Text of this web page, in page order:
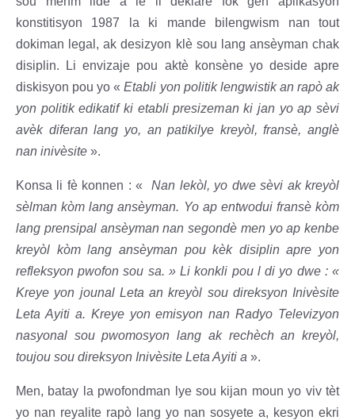
konstitisyon 1987 la ki mande bilengwism nan tout
dokiman legal, ak desizyon klè sou lang ansèyman chak
disiplin. Li envizaje pou aktè konsène yo deside apre
diskisyon pou yo «Etabli yon politik lengwistik an rapò ak
yon politik edikatif ki etabli presizeman ki jan yo ap sèvi
avèk diferan lang yo, an patikilye kreyòl, fransè, anglè
nan inivèsite ».
Konsa li fè konnen : «Nan lekòl, yo dwe sèvi ak kreyòl
sèlman kòm lang ansèyman. Yo ap entwodui fransè kòm
lang prensipal ansèyman nan segondè men yo ap kenbe
kreyòl kòm lang ansèyman pou kèk disiplin apre yon
refleksyon pwofon sou sa. » Li konkli pou l di yo dwe : «
Kreye yon jounal Leta an kreyòl sou direksyon Inivèsite
Leta Ayiti a. Kreye yon emisyon nan Radyo Televizyon
nasyonal sou pwomosyon lang ak rechèch an kreyòl,
toujou sou direksyon Inivèsite Leta Ayiti a ».
Men, batay la pwofondman lye sou kijan moun yo viv tèt
yo nan reyalite rapò lang yo nan sosyete a, kesyon ekri